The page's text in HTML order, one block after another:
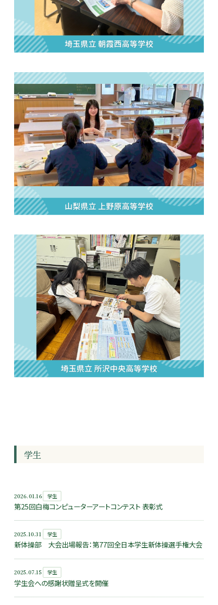
学生
2026.01.16 学生
第25回白梅コンピューターアートコンテスト 表彰式
2025.10.31 学生
新体操部 大会出場報告：第77回全日本学生新体操選手権大会
2025.07.15 学生
学生会への感謝状贈呈式を開催